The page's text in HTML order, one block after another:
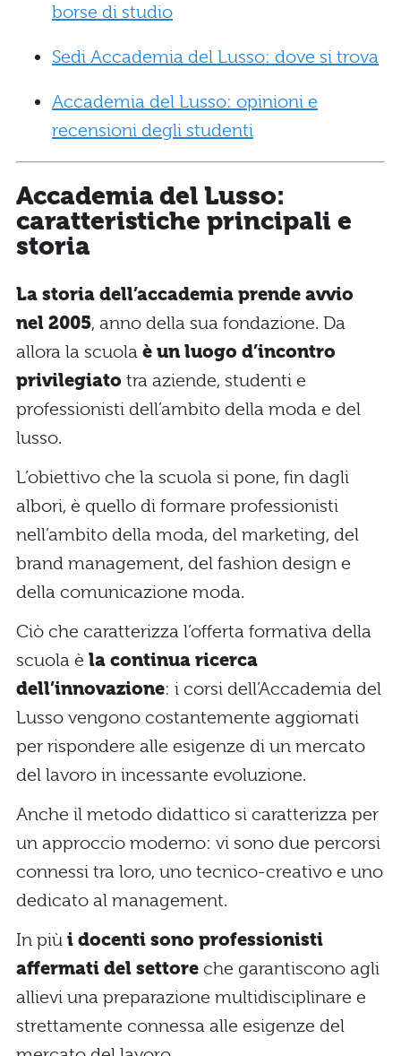
borse di studio
Sedi Accademia del Lusso: dove si trova
Accademia del Lusso: opinioni e
recensioni degli studenti
Accademia del Lusso:
caratteristiche principali e
storia
La storia dell’accademia prende avvio
nel 2005, anno della sua fondazione. Da
allora la scuola è un luogo d’incontro
privilegiato tra aziende, studenti e
professionisti dell’ambito della moda e del
lusso.
L’obiettivo che la scuola si pone, fin dagli
albori, è quello di formare professionisti
nell’ambito della moda, del marketing, del
brand management, del fashion design e
della comunicazione moda.
Ciò che caratterizza l’offerta formativa della
scuola è la continua ricerca
dell’innovazione: i corsi dell’Accademia del
Lusso vengono costantemente aggiornati
per rispondere alle esigenze di un mercato
del lavoro in incessante evoluzione.
Anche il metodo didattico si caratterizza per
un approccio moderno: vi sono due percorsi
connessi tra loro, uno tecnico-creativo e uno
dedicato al management.
In più i docenti sono professionisti
affermati del settore che garantiscono agli
allievi una preparazione multidisciplinare e
strettamente connessa alle esigenze del